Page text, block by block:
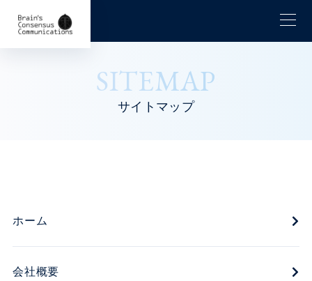
SITEMAP
サイトマップ
ホーム
会社概要